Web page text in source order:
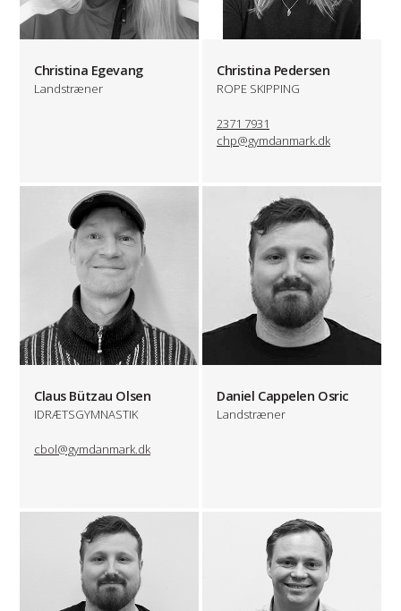
Christina Egevang
Landstræner
Christina Pedersen
ROPE SKIPPING
2371 7931
chp@gymdanmark.dk
Claus Bützau Olsen
IDRÆTSGYMNASTIK
cbol@gymdanmark.dk
Daniel Cappelen Osric
Landstræner